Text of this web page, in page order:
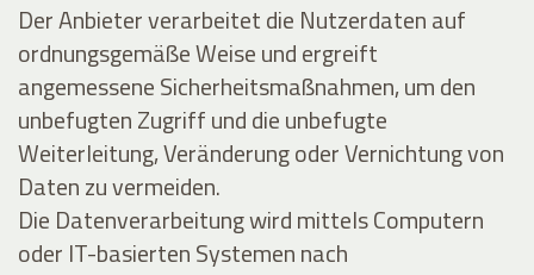
Der Anbieter verarbeitet die Nutzerdaten auf
ordnungsgemäße Weise und ergreift
angemessene Sicherheitsmaßnahmen, um den
unbefugten Zugriff und die unbefugte
Weiterleitung, Veränderung oder Vernichtung von
Daten zu vermeiden.
Die Datenverarbeitung wird mittels Computern
oder IT-basierten Systemen nach